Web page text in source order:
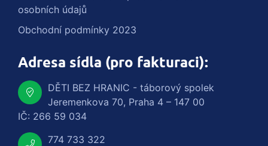
osobních údajů
Obchodní podmínky 2023
Adresa sídla (pro fakturaci):
DĚTI BEZ HRANIC - táborový spolek
Jeremenkova 70, Praha 4 – 147 00
IČ: 266 59 034
774 733 322